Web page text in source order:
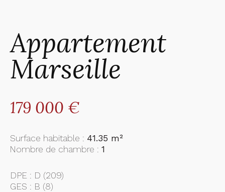
Appartement
Marseille
179 000 €
Surface habitable : 41.35 m²
Nombre de chambre : 1
DPE : D (209)
GES : B (8)